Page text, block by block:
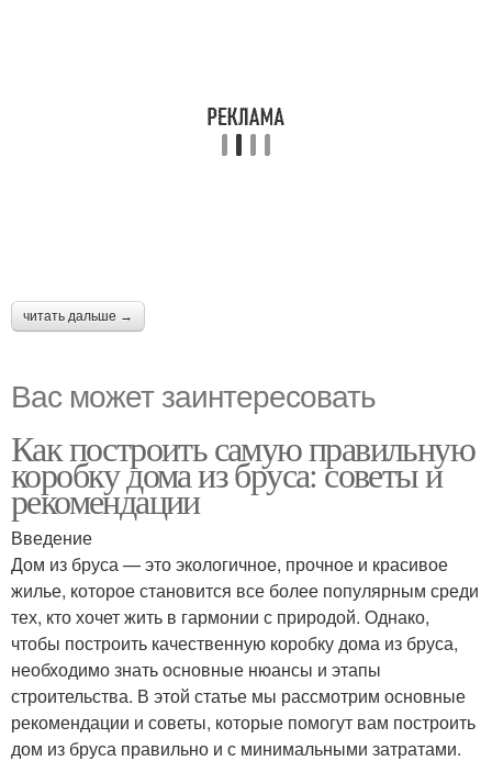
читать дальше →
Вас может заинтересовать
Как построить самую правильную
коробку дома из бруса: советы и
рекомендации
Введение
Дом из бруса — это экологичное, прочное и красивое
жилье, которое становится все более популярным среди
тех, кто хочет жить в гармонии с природой. Однако,
чтобы построить качественную коробку дома из бруса,
необходимо знать основные нюансы и этапы
строительства. В этой статье мы рассмотрим основные
рекомендации и советы, которые помогут вам построить
дом из бруса правильно и с минимальными затратами.